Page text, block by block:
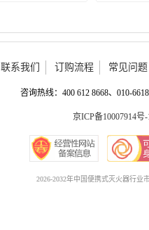
联系我们 订购流程 常见问题
咨询热线：400 612 8668、010-
京ICP备10007914号-
2026-2032年中国便携式灭火器行业